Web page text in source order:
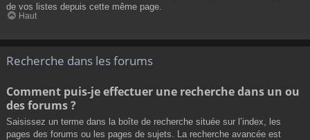
de vos listes depuis cette même page.
Haut
Recherche dans les forums
Comment puis-je effectuer une recherche dans un ou
des forums ?
Saisissez un terme dans la boîte de recherche située sur l’index, les
pages des forums ou les pages de sujets. La recherche avancée est